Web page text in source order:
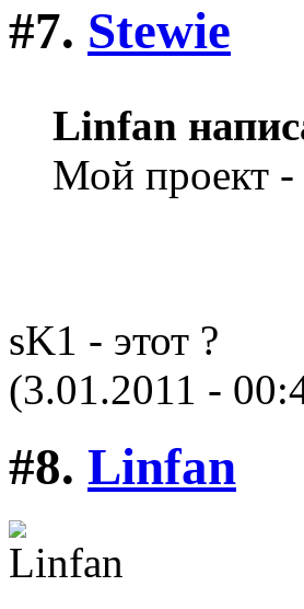
#7. Stewie
Linfan
Мой проект
sK1 - этот ?
(3.01.2011 -
#8. Linfan